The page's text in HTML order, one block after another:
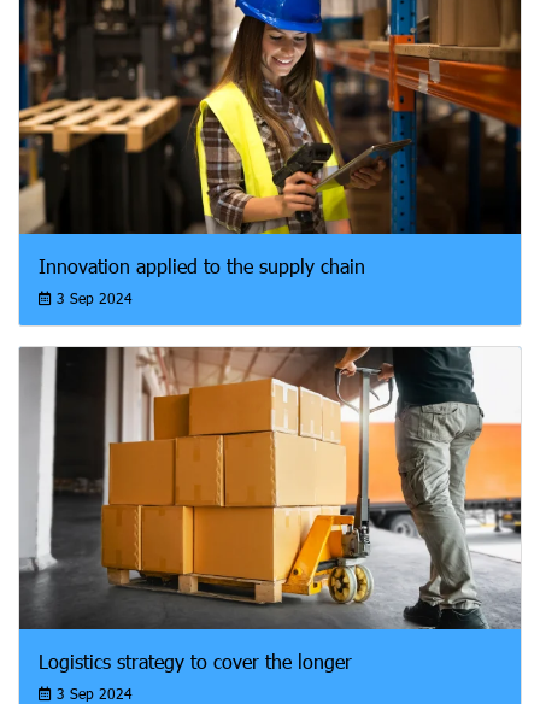
Innovation applied to the supply chain
3 Sep 2024
Logistics strategy to cover the longer
3 Sep 2024